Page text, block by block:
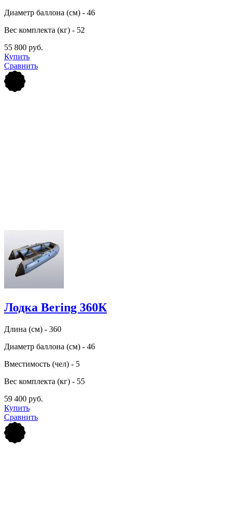
Диаметр баллона (см) - 46
Вес комплекта (кг) - 52
55 800 руб.
Купить
Сравнить
Лодка Bering 360К
Длина (см) - 360
Диаметр баллона (см) - 46
Вместимость (чел) - 5
Вес комплекта (кг) - 55
59 400 руб.
Купить
Сравнить